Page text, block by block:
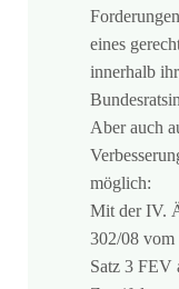
eines
innerhalb
Aber auch
möglich:
Mit der IV.
302/08
Satz 3 FEV